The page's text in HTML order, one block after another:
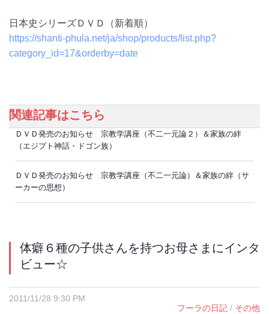
日本史シリーズＤＶＤ（新着順）
https://shanti-phula.net/ja/shop/products/list.php?
category_id=17&orderby=date
関連記事はこちら
ＤＶＤ発売のお知らせ 宗教学講座（不二一元論２）＆家族の絆
（エジプト神話・ドゴン族）
ＤＶＤ発売のお知らせ 宗教学講座（不二一元論）＆家族の絆（サ
ーカーの思想）
体癖６種の子供さんを持つお母さまにインタ
ビュー☆
2011/11/28 9:30 PM
フーラの日記 / その他